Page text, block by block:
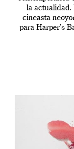
la actualidad.
cineasta
para Harper’s
en